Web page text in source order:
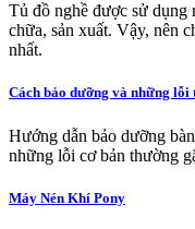
Tủ đồ nghề được sử dụng
chữa, sản xuất. Vậy, nên
nhất.
Cách bảo dưỡng và những lỗi
Hướng dẫn bảo dưỡng
những lỗi cơ bản thường
Máy Nén Khí Pony